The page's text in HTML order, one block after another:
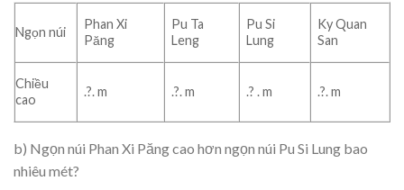
Ngọn núi
Phan Xi
Păng
Pu Ta
Leng
Pu Si
Lung
Ky Quan
San
Chiều
cao
.?. m .?. m .? . m .?. m
b) Ngọn núi Phan Xi Păng cao hơn ngọn núi Pu Si Lung bao
nhiêu mét?